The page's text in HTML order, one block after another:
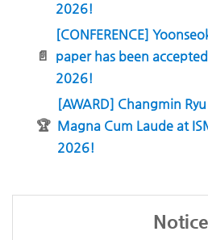
2026!
📄
[CONFERENCE]
paper has been
2026!
🏆
[AWARD] Changmin
Magna Cum Laude at
2026!
Notice